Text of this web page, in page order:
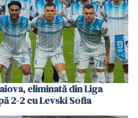
eliminată din Liga
2-2 cu Levski Sofia